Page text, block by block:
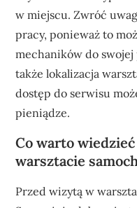
w miejscu. Zwróć
pracy, ponieważ to
mechaników do swojej
także lokalizacja
dostęp do serwisu
pieniądze.
Co warto
warsztacie
Przed wizytą w